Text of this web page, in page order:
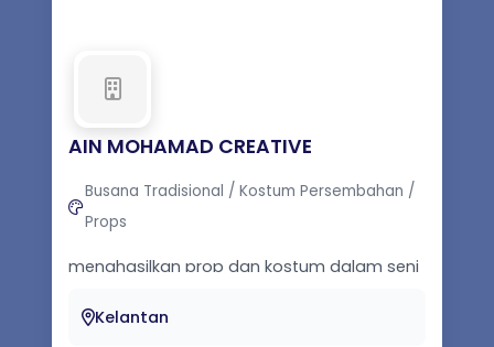
AIN MOHAMAD CREATIVE
Busana Tradisional / Kostum Persembahan /
Props
menghasilkan prop dan kostum dalam seni
Kelantan